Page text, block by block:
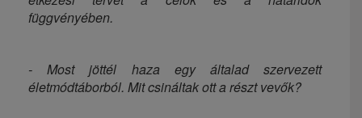
függvényében.
- Most jöttél haza egy általad szervezett
életmódtáborból. Mit csináltak ott a részt vevők?